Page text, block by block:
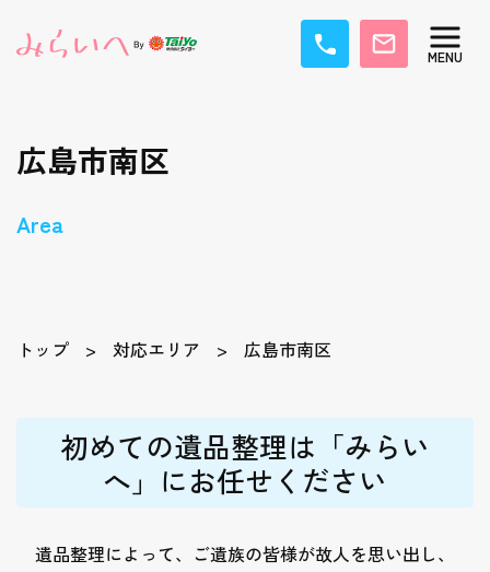
広島市南区
Area
トップ 対応エリア 広島市南区
初めての遺品整理は「みらい
へ」にお任せください
遺品整理によって、ご遺族の皆様が故人を思い出し、